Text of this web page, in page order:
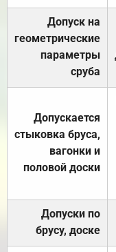
Допуск на
геометрические
параметры
сруба
Допускается
стыковка бруса,
вагонки и
половой доски
Допуски по
брусу, доске